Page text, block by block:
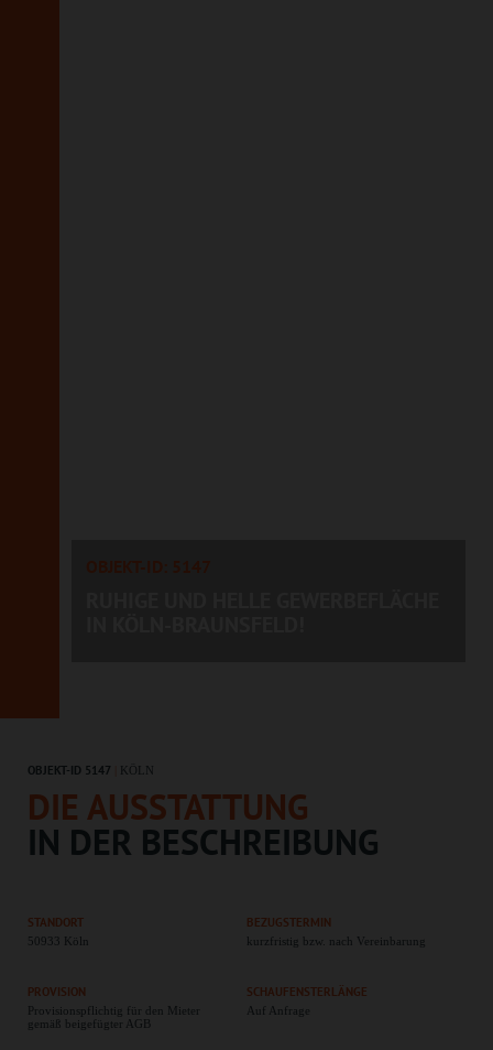
OBJEKT-ID 5147 KÖLN
DIE AUSSTATTUNG
IN DER BESCHREIBUNG
STANDORT
50933 Köln
BEZUGSTERMIN
kurzfristig bzw. nach Vereinbarung
PROVISION
Provisionspflichtig für den Mieter
gemäß beigefügter AGB
SCHAUFENSTERLÄNGE
Auf Anfrage